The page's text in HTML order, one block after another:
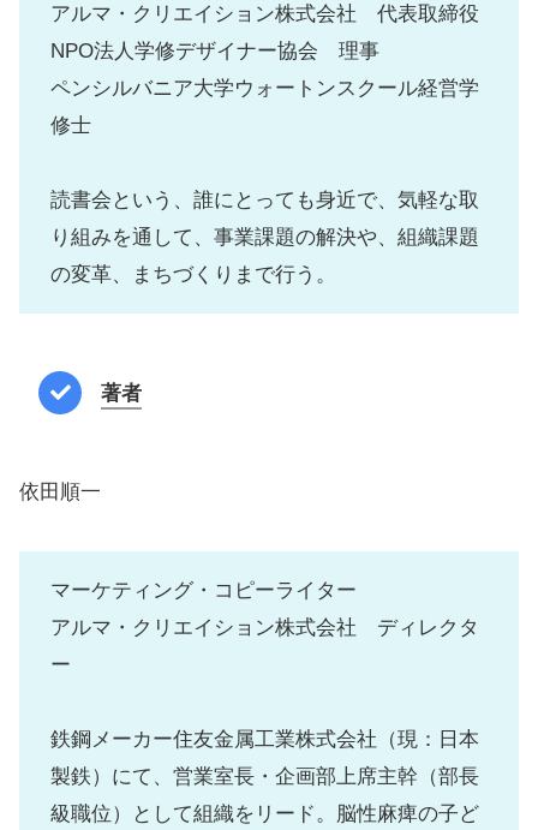
アルマ・クリエイション株式会社 代表取締役
NPO法人学修デザイナー協会 理事
ペンシルバニア大学ウォートンスクール経営学
修士
読書会という、誰にとっても身近で、気軽な取
り組みを通して、事業課題の解決や、組織課題
の変革、まちづくりまで行う。
著者
依田順一
マーケティング・コピーライター
アルマ・クリエイション株式会社 ディレクタ
ー
鉄鋼メーカー住友金属工業株式会社（現：日本
製鉄）にて、営業室長・企画部上席主幹（部長
級職位）として組織をリード。脳性麻痺の子ど